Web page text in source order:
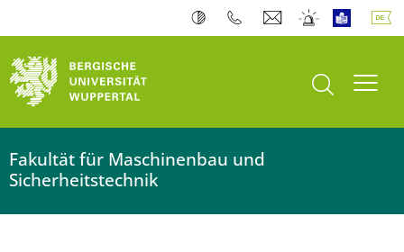
Suche öffnen
Fakultät für Maschinenbau und
Sicherheitstechnik